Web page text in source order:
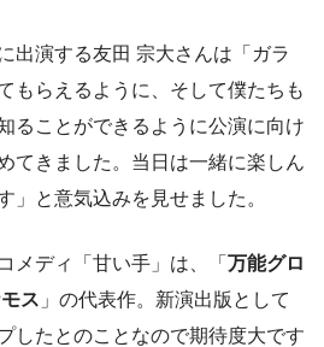
出演する友田 宗大さんは「ガラ
もらえるように、そして僕たちも
ることができるように公演に向け
てきました。当日は一緒に楽しん
」と意気込みを見せました。
メディ「甘い手」は、「 万能グロ
ス 」の代表作。新演出版として
したとのことなので期待度大です